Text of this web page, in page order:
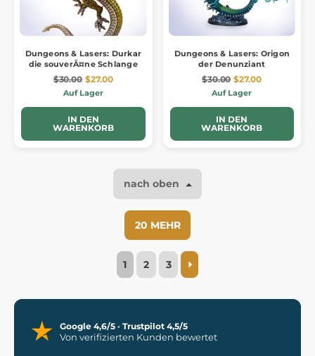
Dungeons & Lasers: Durkar
die souverĂ¤ne Schlange
$30.00 $27.00
Auf Lager
IN DEN
WARENKORB
Dungeons & Lasers: Origon
der Denunziant
$30.00 $27.00
Auf Lager
IN DEN
WARENKORB
nach oben
20 MEHR
1 2 3
Google 4,6/5 · Trustpilot 4,5/5
Von verifizierten Kunden bewertet